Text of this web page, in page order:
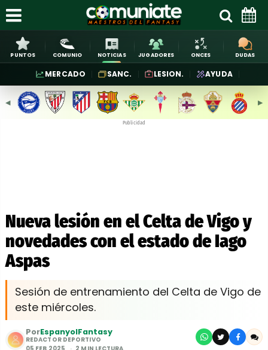
PUNTOS COMUNIO NOTICIAS JUGADORES ONCES DUDAS
MERCADO SANC. LESION. AYUDA
◀︎ ▶︎
Publicidad
Nueva lesión en el Celta de Vigo y
novedades con el estado de Iago
Aspas
Sesión de entrenamiento del Celta de Vigo de
este miércoles.
PorEspanyolFantasy
REDACTOR DEPORTIVO